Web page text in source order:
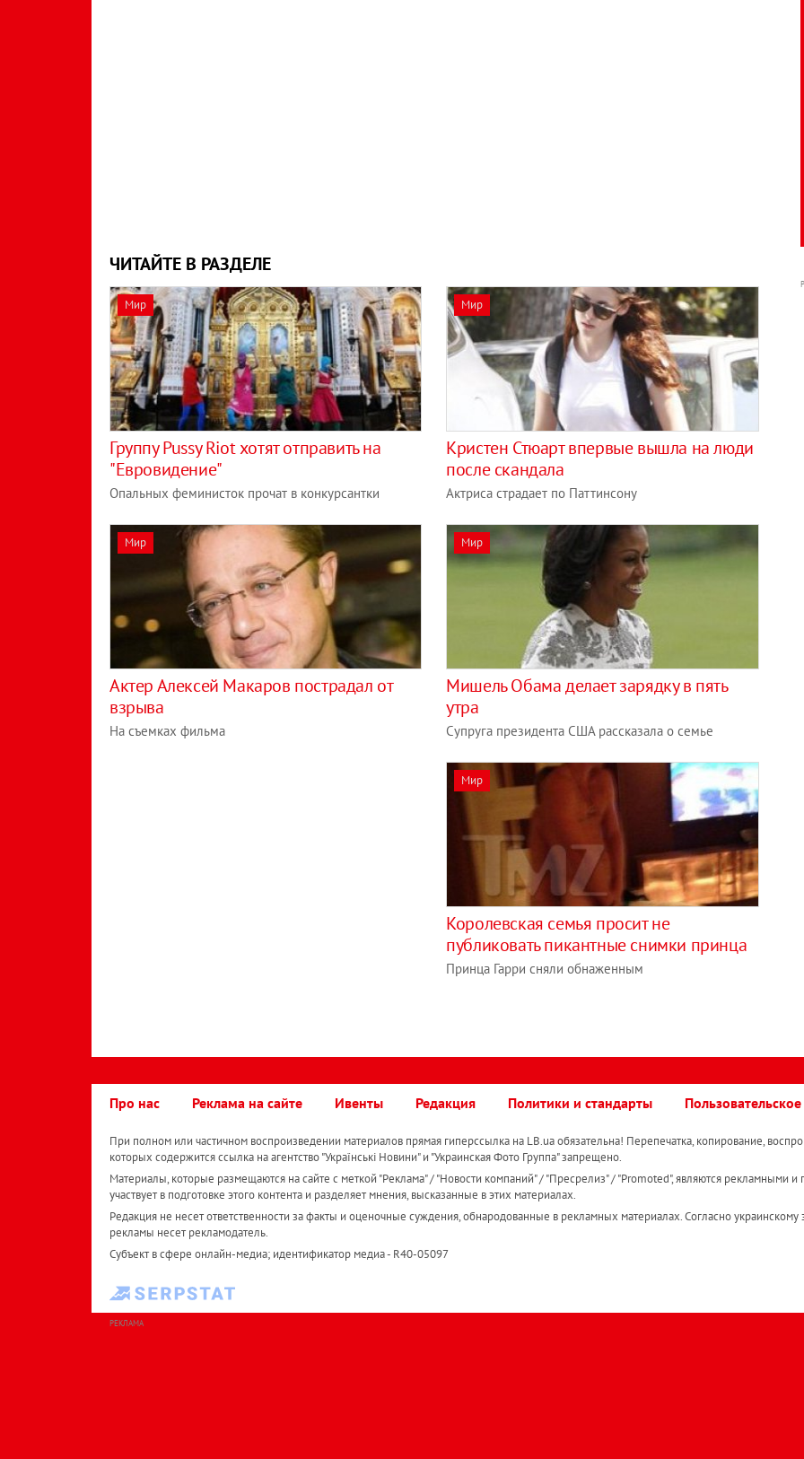
ЧИТАЙТЕ В РАЗДЕЛЕ
Мир
Группу Pussy Riot хотят отправить на
"Евровидение"
Опальных феминисток прочат в конкурсантки
Мир
Кристен Стюарт впервые вышла на люди
после скандала
Актриса страдает по Паттинсону
Мир
Актер Алексей Макаров пострадал от
взрыва
На съемках фильма
Мир
Мишель Обама делает зарядку в пять
утра
Супруга президента США рассказала о семье
Мир
Королевская семья просит не
публиковать пикантные снимки принца
Принца Гарри сняли обнаженным
Про нас Реклама на сайте Ивенты Редакция Политики и стандарты
При полном или частичном воспроизведении материалов прямая гиперссылка на LB.ua обязательна! Перепечатка, копирование,
которых содержится ссылка на агентство "Українськi Новини" и "Украинская Фото Группа" запрещено.
Материалы, которые размещаются на сайте с меткой "Реклама" / "Новости компаний" / "Пресрелиз" / "Promoted", являются рекламными и
участвует в подготовке этого контента и разделяет мнения, высказанные в этих материалах.
Редакция не несет ответственности за факты и оценочные суждения, обнародованные в рекламных материалах. Согласно украинскому
рекламы несет рекламодатель.
Субъект в сфере онлайн-медиа; идентификатор медиа - R40-05097
РЕКЛАМА